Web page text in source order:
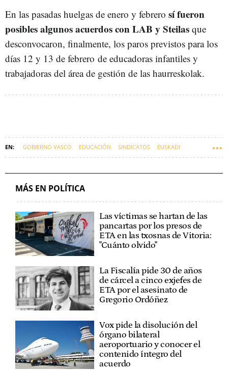
En las pasadas huelgas de enero y febrero sí fueron
posibles algunos acuerdos con LAB y Steilas que
desconvocaron, finalmente, los paros previstos para los
días 12 y 13 de febrero de educadoras infantiles y
trabajadoras del área de gestión de las haurreskolak.
GOBIERNO VASCO EDUCACIÓN SINDICATOS EUSKADI
MÁS EN POLÍTICA
Las víctimas se hartan de las
pancartas por los presos de
ETA en las txosnas de Vitoria:
"Cuánto olvido"
La Fiscalía pide 30 de años
de cárcel a cinco exjefes de
ETA por el asesinato de
Gregorio Ordóñez
Vox pide la disolución del
órgano bilateral
aeroportuario y conocer el
contenido íntegro del
acuerdo